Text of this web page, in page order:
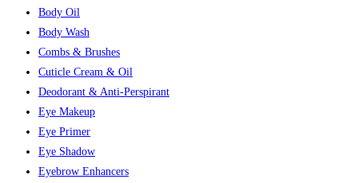
Body Oil
Body Wash
Combs & Brushes
Cuticle Cream & Oil
Deodorant & Anti-Perspirant
Eye Makeup
Eye Primer
Eye Shadow
Eyebrow Enhancers